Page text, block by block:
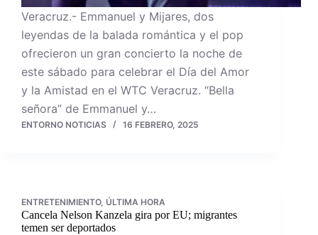
Veracruz.- Emmanuel y Mijares, dos
leyendas de la balada romántica y el pop
ofrecieron un gran concierto la noche de
este sábado para celebrar el Día del Amor
y la Amistad en el WTC Veracruz. “Bella
señora” de Emmanuel y…
ENTORNO NOTICIAS 16 FEBRERO, 2025
ENTRETENIMIENTO, ÚLTIMA HORA
Cancela Nelson Kanzela gira por EU; migrantes
temen ser deportados